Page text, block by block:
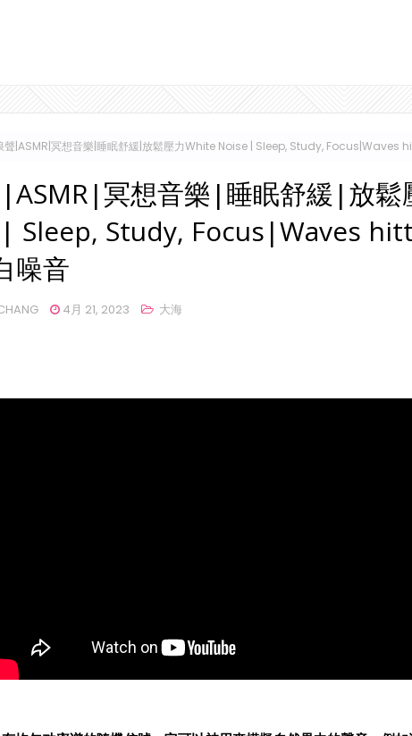
聲|ASMR|冥想音樂|睡眠舒緩|放鬆壓力White Noise | Sleep, Study, Focus|Waves
冥想音樂|睡眠舒緩|放鬆
Sleep, Study, Focus|Waves
噪音
4月 21, 2023 大海